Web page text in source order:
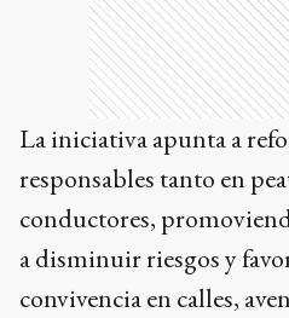
La iniciativa apunta a
responsables tanto en
conductores,
a disminuir riesgos y
convivencia en calles,